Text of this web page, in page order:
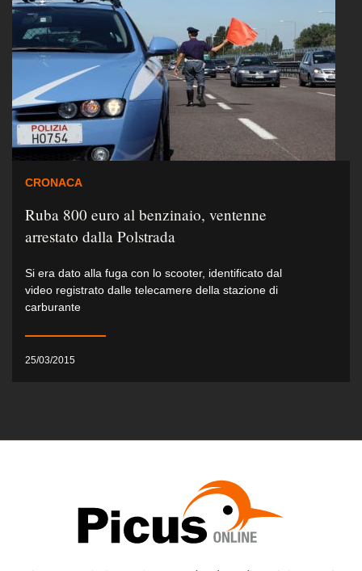
CRONACA
Ruba 800 euro al benzinaio, ventenne
arrestato dalla Polstrada
Si era dato alla fuga con lo scooter, identificato dal
video registrato dalle telecamere della stazione di
carburante
25/03/2015